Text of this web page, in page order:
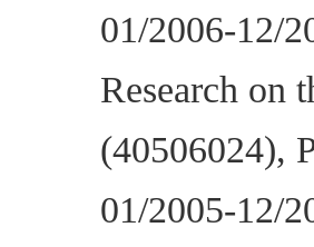
01/2006-12/
Research on
(40506024),
01/2005-12/